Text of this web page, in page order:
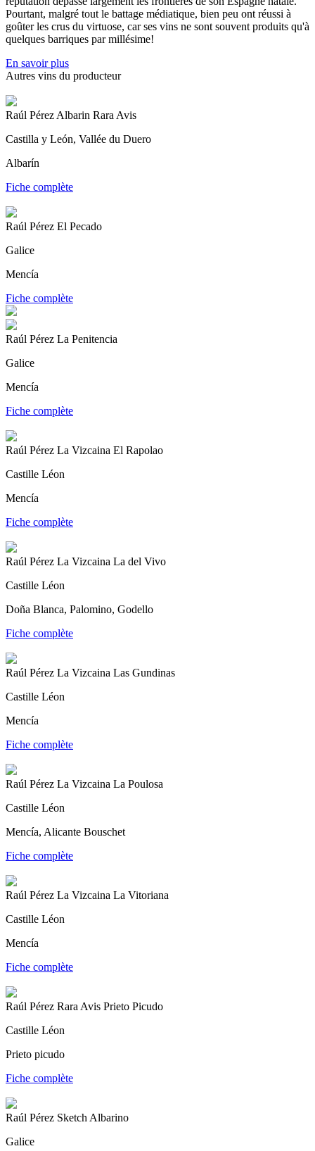
Pourtant, malgré tout le battage médiatique, bien peu ont réussi à
goûter les crus du virtuose, car ses vins ne sont souvent produits qu'à
quelques barriques par millésime!
En savoir plus
Autres vins du producteur
Raúl Pérez Albarin Rara Avis
Castilla y León, Vallée du Duero
Albarín
Fiche complète
Raúl Pérez El Pecado
Galice
Mencía
Fiche complète
Raúl Pérez La Penitencia
Galice
Mencía
Fiche complète
Raúl Pérez La Vizcaina El Rapolao
Castille Léon
Mencía
Fiche complète
Raúl Pérez La Vizcaina La del Vivo
Castille Léon
Doña Blanca, Palomino, Godello
Fiche complète
Raúl Pérez La Vizcaina Las Gundinas
Castille Léon
Mencía
Fiche complète
Raúl Pérez La Vizcaina La Poulosa
Castille Léon
Mencía, Alicante Bouschet
Fiche complète
Raúl Pérez La Vizcaina La Vitoriana
Castille Léon
Mencía
Fiche complète
Raúl Pérez Rara Avis Prieto Picudo
Castille Léon
Prieto picudo
Fiche complète
Raúl Pérez Sketch Albarino
Galice